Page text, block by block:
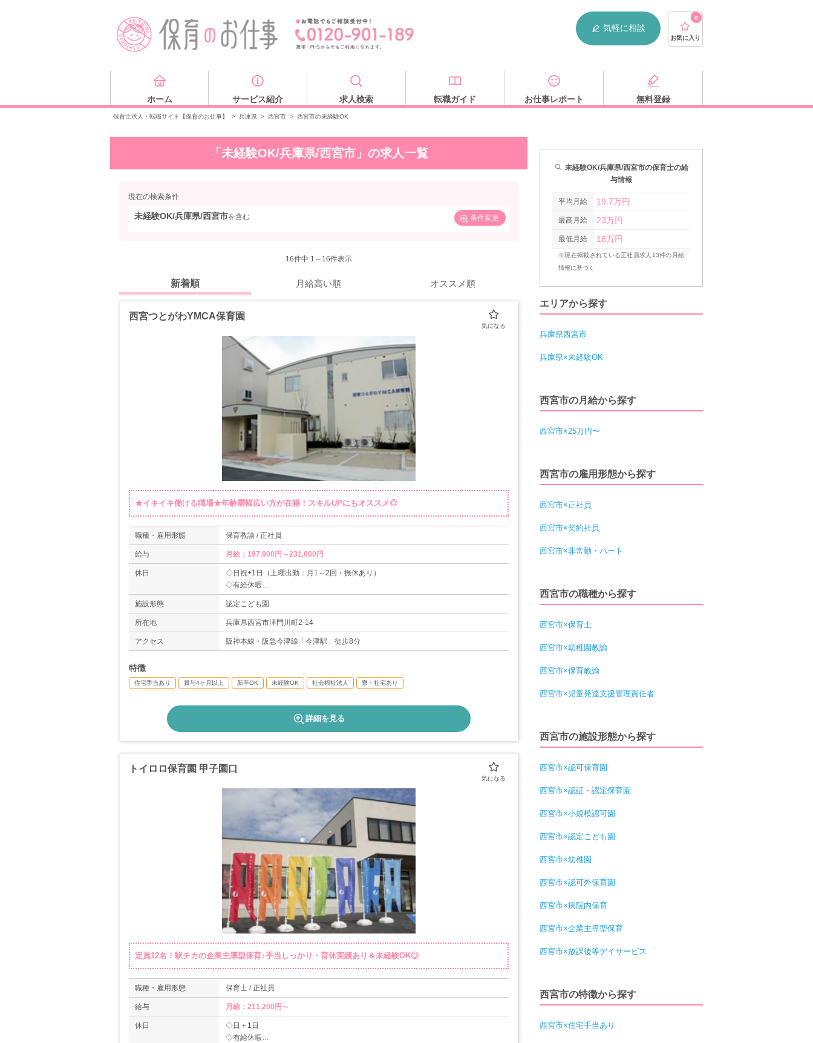
気軽に相談
0
お気に入り
ホーム サービス紹介 求人検索 転職ガイド お仕事レポート 無料登録
保育士求人・転職サイト【保育のお仕事】 > 兵庫県 > 西宮市 > 西宮市の未経験OK
「未経験OK/兵庫県/西宮市」の求人一覧
現在の検索条件
未経験OK/兵庫県/西宮市を含む 条件変更
16件中 1～16件表示
新着順 月給高い順 オススメ順
西宮つとがわYMCA保育園
★イキイキ働ける職場★年齢層幅広い方が在籍！スキルUPにもオススメ◎
職種・雇用形態 保育教諭 / 正社員
給与 月給：197,900円～231,000円
休日
◇日祝+1日（土曜出勤：月1～2回・振休あり）
◇有給休暇
◇産休育休制度あり
＊年間休日数113日
施設形態 認定こども園
所在地 兵庫県西宮市津門川町2-14
アクセス 阪神本線・阪急今津線「今津駅」徒歩8分
特徴
住宅手当あり 賞与4ヶ月以上 新卒OK 未経験OK 社会福祉法人 寮・社宅あり
詳細を見る
トイロロ保育園 甲子園口
定員12名！駅チカの企業主導型保育♪手当しっかり・育休実績あり＆未経験OK◎
職種・雇用形態 保育士 / 正社員
給与 月給：211,200円～
休日
◇日＋1日
◇有給休暇
未経験OK/兵庫県/西宮市の保育士の給
与情報
平均月給 19.7万円
最高月給 23万円
最低月給 18万円
※現在掲載されている正社員求人13件の月給
情報に基づく
エリアから探す
兵庫県西宮市
兵庫県×未経験OK
西宮市の月給から探す
西宮市×25万円〜
西宮市の雇用形態から探す
西宮市×正社員
西宮市×契約社員
西宮市×非常勤・パート
西宮市の職種から探す
西宮市×保育士
西宮市×幼稚園教諭
西宮市×保育教諭
西宮市×児童発達支援管理責任者
西宮市の施設形態から探す
西宮市×認可保育園
西宮市×認証・認定保育園
西宮市×小規模認可園
西宮市×認定こども園
西宮市×幼稚園
西宮市×認可外保育園
西宮市×病院内保育
西宮市×企業主導型保育
西宮市×放課後等デイサービス
西宮市の特徴から探す
西宮市×住宅手当あり